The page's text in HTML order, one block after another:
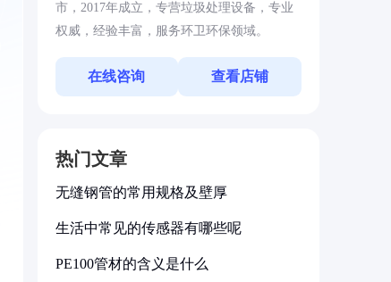
市，2017年成立，专营垃圾处理设备，专业
权威，经验丰富，服务环卫环保领域。
在线咨询 查看店铺
热门文章
无缝钢管的常用规格及壁厚
生活中常见的传感器有哪些呢
PE100管材的含义是什么